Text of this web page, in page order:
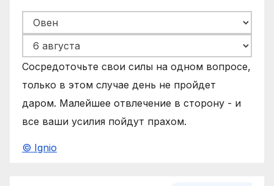
Сосредоточьте свои силы на одном вопросе,
только в этом случае день не пройдет
даром. Малейшее отвлечение в сторону - и
все ваши усилия пойдут прахом.
© Ignio